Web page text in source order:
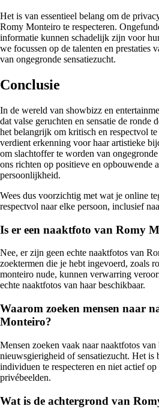
Het is van essentieel belang om de
Romy Monteiro te respecteren.
informatie kunnen schadelijk zijn voor
we focussen op de talenten en prestaties
van ongegronde sensatiezucht.
Conclusie
In de wereld van showbizz en
dat valse geruchten en sensatie de ronde
het belangrijk om kritisch en respectvol
verdient erkenning voor haar artistieke
om slachtoffer te worden van
ons richten op positieve en opbouwende
persoonlijkheid.
Wees dus voorzichtig met wat je online
respectvol naar elke persoon, inclusief
Is er een naaktfoto van Romy
Nee, er zijn geen echte naaktfotos van
zoektermen die je hebt ingevoerd, zoals
monteiro nude, kunnen verwarring
echte naaktfotos van haar beschikbaar.
Waarom zoeken mensen naar
Monteiro?
Mensen zoeken vaak naar naaktfotos
nieuwsgierigheid of sensatiezucht. Het
individuen te respecteren en niet actief op
privébeelden.
Wat is de achtergrond van